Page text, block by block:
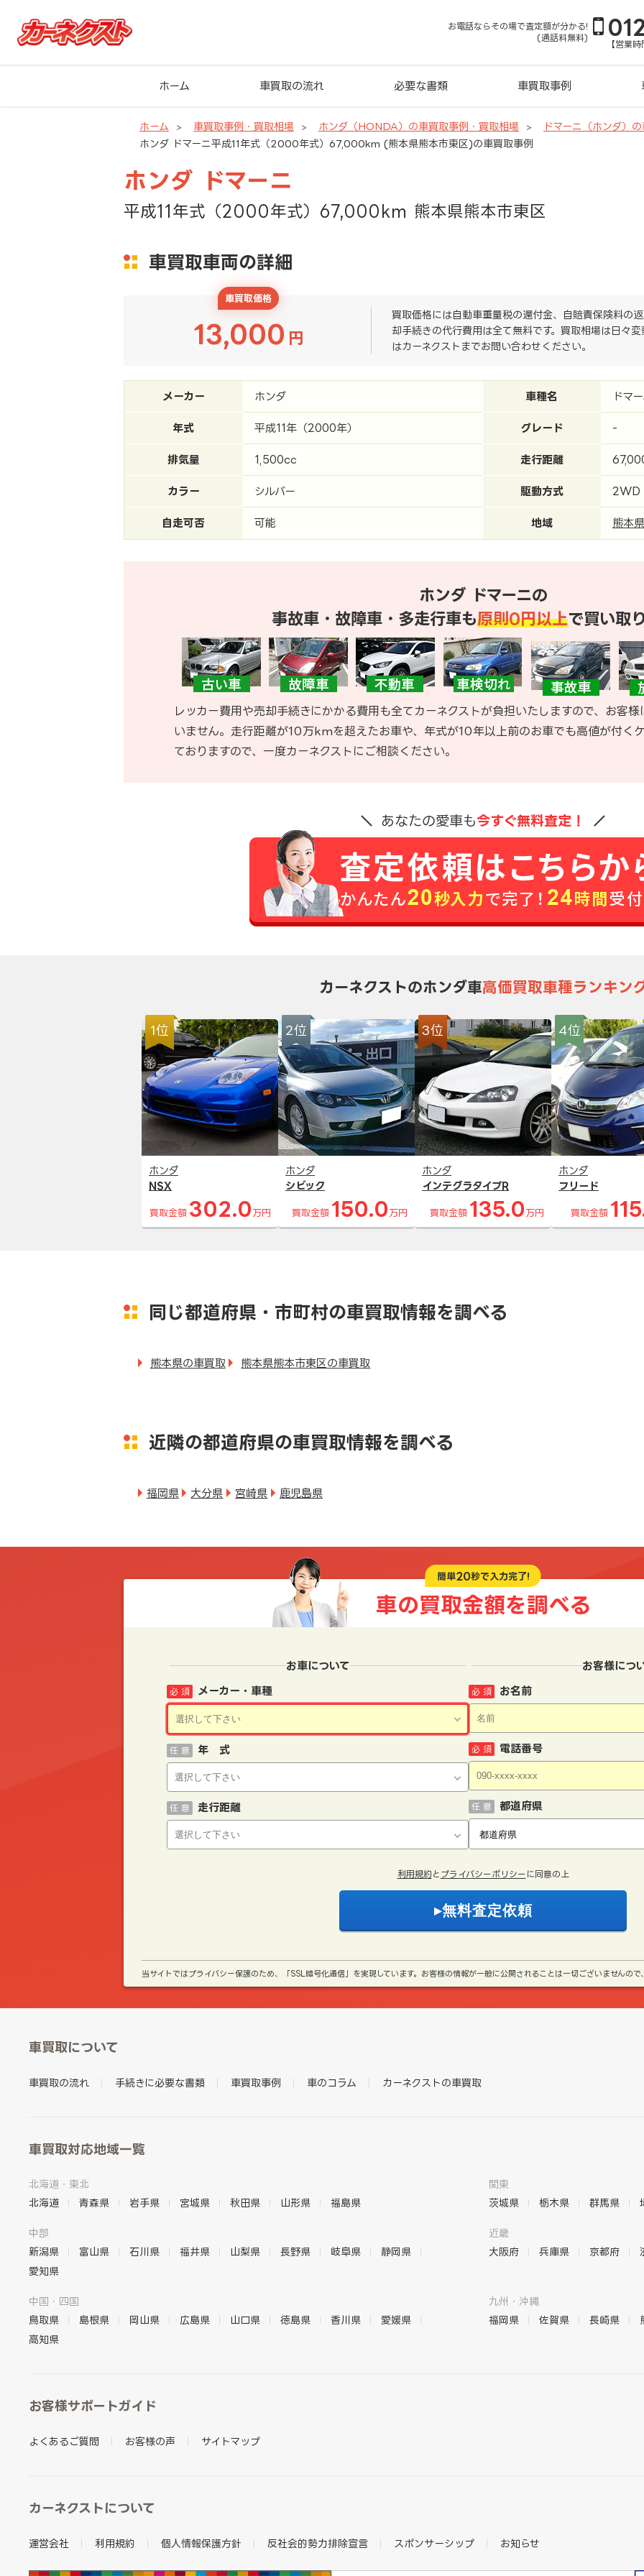
お電話ならその場で査定額が分かる!
(通話料無料)
【営業
ホーム 車買取の流れ 必要な書類 車買取事例
ホーム 車買取事例・買取相場 ホンダ（HONDA）の車買取事例・買取相場
ドマーニ（ホンダ）
ホンダ ドマーニ平成11年式（2000年式）67,000km (熊本県熊本市東区)の車買取事例
ホンダ ドマーニ
平成11年式（2000年式）67,000km 熊本県熊本市東区
車買取車両の詳細
車買取価格
13,000 円
買取価格には自動車重量税の還付金、自賠責保険料の
却手続きの代行費用は全て無料です。買取相場は日々
はカーネクストまでお問い合わせください。
メーカー ホンダ 車種名 ドマ
年式 平成11年（2000年） グレード -
排気量 1,500cc 走行距離
カラー シルバー 駆動方式 2WD
自走可否 可能 地域 熊本県
ホンダ ドマーニの
事故車・故障車・多走行車も原則0円以上で買い取
レッカー費用や売却手続きにかかる費用も全てカーネクストが負担いたしますので、お客
いません。走行距離が10万kmを超えたお車や、年式が10年以上前のお車でも高値が付く
ておりますので、一度カーネクストにご相談ください。
あなたの愛車も今すぐ無料査定！
カーネクストのホンダ車高価買取車種ランキン
1位
ホンダ
NSX
買取金額 302.0 万円
2位
ホンダ
シビック
買取金額 150.0 万円
3位
ホンダ
インテグラタイプR
買取金額 135.0 万円
4位
ホンダ
フリード
買取金額
同じ都道府県・市町村の車買取情報を調べる
熊本県の車買取 熊本県熊本市東区の車買取
近隣の都道府県の車買取情報を調べる
福岡県 大分県 宮崎県 鹿児島県
簡単20秒で入力完了!
車の買取金額を調べる
お車について
メーカー・車種
必 須
年 式
任 意
走行距離
任 意
お客様につ
お名前
必 須
電話番号
必 須
都道府県
任 意
利用規約 と プライバシーポリシー に同意の上
当サイトではプライバシー保護のため、「SSL暗号化通信」を実現しています。お客様の情報が一般に公開されることは一切ございませんの
車買取について
車買取の流れ 手続きに必要な書類 車買取事例 車のコラム カーネクストの車買取
車買取対応地域一覧
北海道・東北
北海道
青森県 岩手県 宮城県 秋田県 山形県 福島県
関東
茨城県
栃木県 群馬県
中部
新潟県
富山県 石川県 福井県 山梨県 長野県 岐阜県
静岡県
愛知県
近畿
大阪府
兵庫県 京都府
中国・四国
鳥取県
島根県 岡山県 広島県 山口県 徳島県 香川県
愛媛県
高知県
九州・沖縄
福岡県
佐賀県 長崎県
お客様サポートガイド
よくあるご質問 お客様の声 サイトマップ
カーネクストについて
運営会社 利用規約 個人情報保護方針 反社会的勢力排除宣言 スポンサーシップ お知らせ